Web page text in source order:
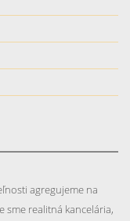
agregujeme na
sme realitná kancelária,